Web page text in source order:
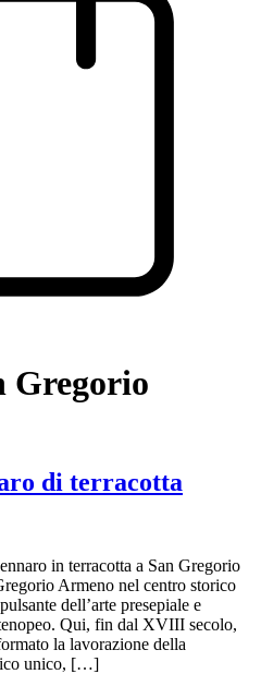
Gregorio
di terracotta
in terracotta a San Gregorio
Armeno nel centro storico
dell’arte presepiale e
Qui, fin dal XVIII secolo,
la lavorazione della
unico, […]